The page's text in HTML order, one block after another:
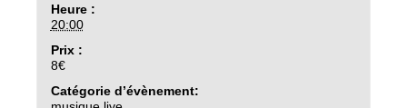
Heure :
20:00
Prix :
8€
Catégorie d’évènement: